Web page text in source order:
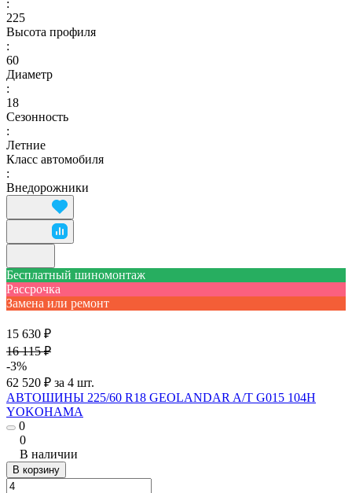
:
225
Высота профиля
:
60
Диаметр
:
18
Сезонность
:
Летние
Класс автомобиля
:
Внедорожники
Бесплатный шиномонтаж
Рассрочка
Замена или ремонт
15 630 ₽
16 115 ₽
-3%
62 520 ₽ за 4 шт.
АВТОШИНЫ 225/60 R18 GEOLANDAR A/T G015 104H
YOKOHAMA
0
0
В наличии
В корзину